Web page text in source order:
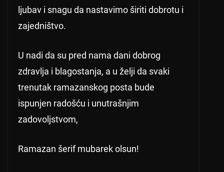
ljubav i snagu da nastavimo širiti dobrotu i
zajedništvo.
U nadi da su pred nama dani dobrog
zdravlja i blagostanja, a u želji da svaki
trenutak ramazanskog posta bude
ispunjen radošću i unutrašnjim
zadovoljstvom,
Ramazan šerif mubarek olsun!